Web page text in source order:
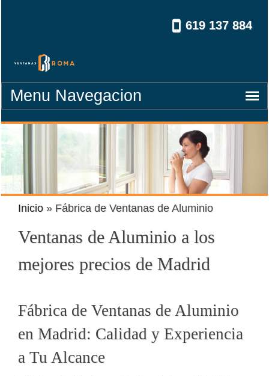
619 137 884
navegacion
Inicio» Fábrica de Ventanas de Aluminio
Ventanas de Aluminio a los
mejores precios de Madrid
Fábrica de Ventanas de Aluminio
en Madrid: Calidad y Experiencia
a Tu Alcance